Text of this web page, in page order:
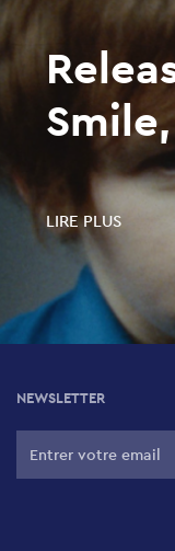
LIRE PLUS
NEWSLETTER